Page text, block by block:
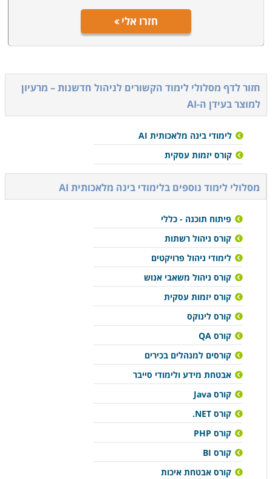
חזרו אלי
חזור לדף מסלולי לימוד הקשורים לניהול חדשנות – מרעיון
למוצר בעידן ה-AI
לימודי בינה מלאכותית AI
קורס יזמות עסקית
מסלולי לימוד נוספים בלימודי בינה מלאכותית AI
פיתוח תוכנה - כללי
קורס ניהול רשתות
לימודי ניהול פרויקטים
קורס ניהול משאבי אנוש
קורס יזמות עסקית
קורס לינוקס
קורס QA
קורסים למנהלים בכירים
אבטחת מידע ולימודי סייבר
קורס Java
קורס NET.
קורס PHP
קורס BI
קורס אבטחת איכות